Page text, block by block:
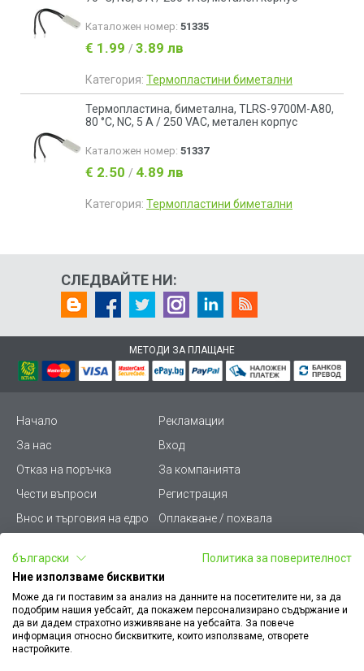
Каталожен номер: 51335
€ 1.99 / 3.89 лв
Категория: Термопластини биметални
Термопластина, биметална, TLRS-9700M-A80,
80 °C, NC, 5 A / 250 VAC, метален корпус
Каталожен номер: 51337
€ 2.50 / 4.89 лв
Категория: Термопластини биметални
СЛЕДВАЙТЕ НИ:
МЕТОДИ ЗА ПЛАЩАНЕ
Начало
Рекламации
За нас
Вход
Отказ на поръчка
За компанията
Чести въпроси
Регистрация
Внос и търговия на едро
Оплакване / похвала
Условия за ползване
Стани дистрибутор
Карта на сайта
Кариери
Как да намеря документ
към поръчка
Платформа за AРС
български
Политика за поверителност
Ние използваме бисквитки
Може да ги поставим за анализ на данните на посетителите ни, за да
подобрим нашия уебсайт, да покажем персонализирано съдържание и
да ви дадем страхотно изживяване на уебсайта. За повече
информация относно бисквитките, които използваме, отворете
настройките.